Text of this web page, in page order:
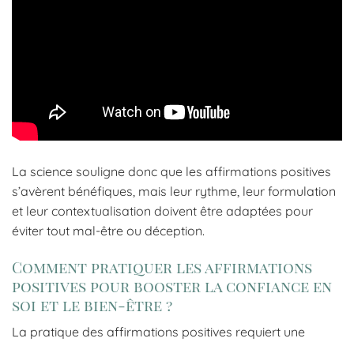
La science souligne donc que les affirmations positives
s’avèrent bénéfiques, mais leur rythme, leur formulation
et leur contextualisation doivent être adaptées pour
éviter tout mal-être ou déception.
Comment pratiquer les affirmations
positives pour booster la confiance en
soi et le bien-être ?
La pratique des affirmations positives requiert une